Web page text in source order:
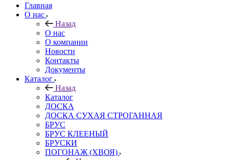
Главная
О нас
Назад
О нас
О компании
Новости
Контакты
Документы
Каталог
Назад
Каталог
ДОСКА
ДОСКА СУХАЯ СТРОГАННАЯ
БРУС
БРУС КЛЕЕНЫЙ
БРУСКИ
ПОГОНАЖ (ХВОЯ)